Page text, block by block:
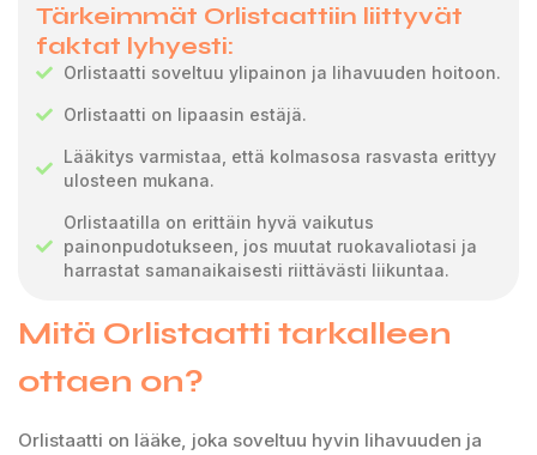
Tärkeimmät Orlistaattiin liittyvät
faktat lyhyesti:
Orlistaatti soveltuu ylipainon ja lihavuuden hoitoon.
Orlistaatti on lipaasin estäjä.
Lääkitys varmistaa, että kolmasosa rasvasta erittyy
ulosteen mukana.
Orlistaatilla on erittäin hyvä vaikutus
painonpudotukseen, jos muutat ruokavaliotasi ja
harrastat samanaikaisesti riittävästi liikuntaa.
Mitä Orlistaatti tarkalleen
ottaen on?
Orlistaatti on lääke, joka soveltuu hyvin lihavuuden ja